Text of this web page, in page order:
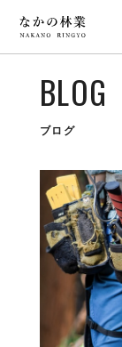
BLOG
ブログ